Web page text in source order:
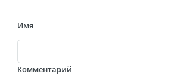
Имя
Комментарий